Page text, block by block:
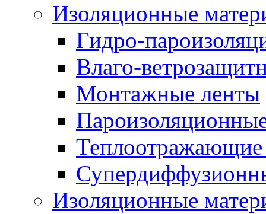
Изоляционные
Гидро-
Влаго-
Монтажные ленты
Теплоотражающие
Изоляционные